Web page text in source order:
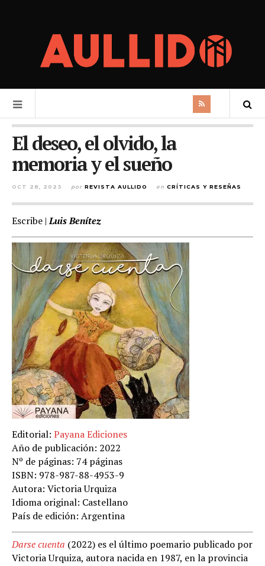
El deseo, el olvido, la
memoria y el sueño
OCT 28, 2023 por REVISTA AULLIDO en CRÍTICAS Y RESEÑAS
Escribe |Luis Benítez
Editorial: Payana Ediciones
Año de publicación: 2022
Nº de páginas: 74 páginas
ISBN: 978-987-88-4953-9
Autora: Victoria Urquiza
Idioma original: Castellano
País de edición: Argentina
Darse cuenta (2022) es el último poemario publicado por
Victoria Urquiza, autora nacida en 1987, en la provincia